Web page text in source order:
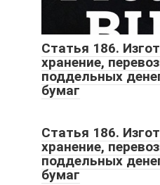
Статья 186.
хранение,
поддельных
бумаг
Статья 186.
хранение,
поддельных
бумаг